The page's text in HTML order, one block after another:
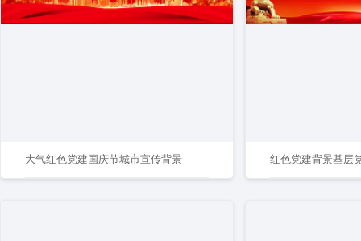
大气红色党建国庆节城市宣传背景 红色党建背景基层